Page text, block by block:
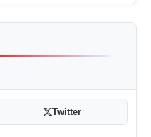
Twitter